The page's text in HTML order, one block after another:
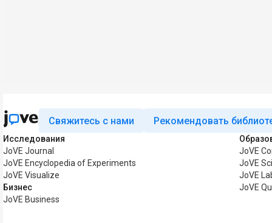
Свяжитесь с нами Рекомендовать
Исследования
JoVE Journal
JoVE Encyclopedia of Experiments
JoVE Visualize
Бизнес
JoVE Business
JoVE
JoVE
JoVE
JoVE